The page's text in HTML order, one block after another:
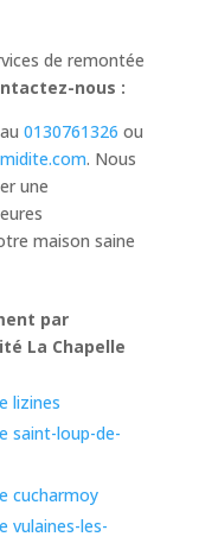
de remontée
nous :
0130761326 ou
. Nous
une
maison saine
par
La Chapelle
lizines
saint-loup-de-
cucharmoy
vulaines-les-